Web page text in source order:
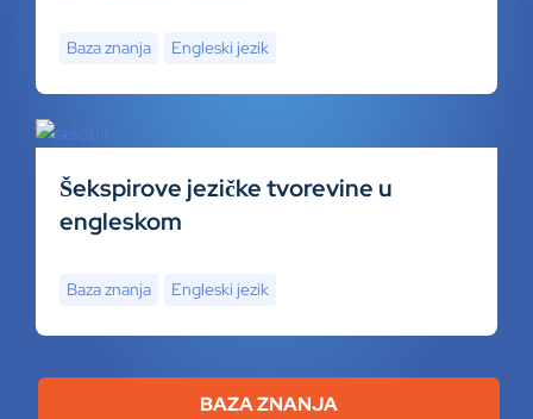
Baza znanja Engleski jezik
Šekspirove jezičke tvorevine u
engleskom
Baza znanja Engleski jezik
BAZA ZNANJA